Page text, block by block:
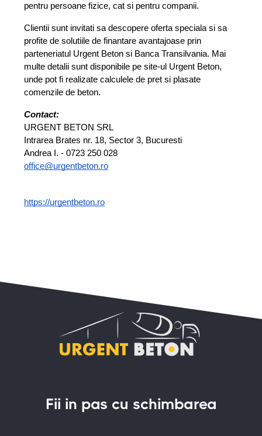
pentru persoane fizice, cat si pentru companii.
Clientii sunt invitati sa descopere oferta speciala si sa
profite de solutiile de finantare avantajoase prin
parteneriatul Urgent Beton si Banca Transilvania. Mai
multe detalii sunt disponibile pe site-ul Urgent Beton,
unde pot fi realizate calculele de pret si plasate
comenzile de beton.
Contact:
URGENT BETON SRL
Intrarea Brates nr. 18, Sector 3, Bucuresti
Andrea I. - 0723 250 028
office@urgentbeton.ro
https://urgentbeton.ro
Fii in pas cu schimbarea